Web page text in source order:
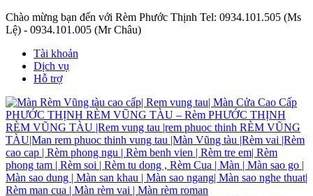
Chào mừng bạn đến với Rèm Phước Thịnh Tel: 0934.101.505 (Ms
Lệ) - 0934.101.005 (Mr Châu)
Tài khoản
Dịch vụ
Hỗ trợ